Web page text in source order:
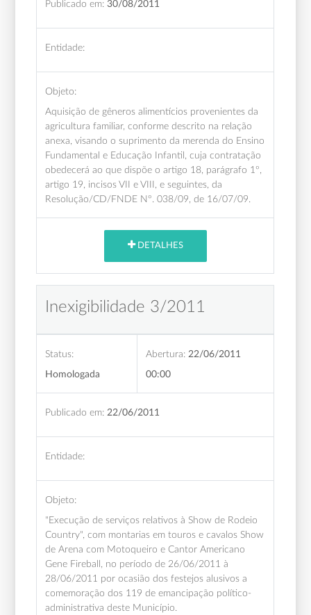
Publicado em: 30/08/2011
Entidade:
Objeto:
Aquisição de gêneros alimentícios provenientes da
agricultura familiar, conforme descrito na relação
anexa, visando o suprimento da merenda do Ensino
Fundamental e Educação Infantil, cuja contratação
obedecerá ao que dispõe o artigo 18, parágrafo 1º,
artigo 19, incisos VII e VIII, e seguintes, da
Resolução/CD/FNDE Nº. 038/09, de 16/07/09.
DETALHES
Inexigibilidade 3/2011
Status:
Homologada
Abertura: 22/06/2011
00:00
Publicado em: 22/06/2011
Entidade:
Objeto:
"Execução de serviços relativos à Show de Rodeio
Country", com montarias em touros e cavalos Show
de Arena com Motoqueiro e Cantor Americano
Gene Fireball, no período de 26/06/2011 à
28/06/2011 por ocasião dos festejos alusivos a
comemoração dos 119 de emancipação político-
administrativa deste Município.